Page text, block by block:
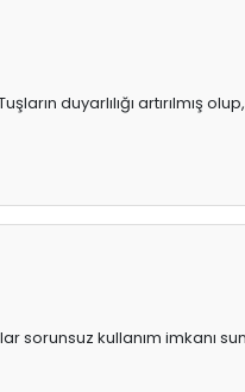
duyarlılığı artırılmış
sorunsuz kullanım imkanı